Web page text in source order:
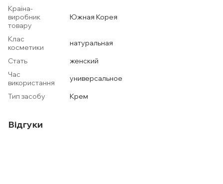
Країна-
виробник
товару
Южная Корея
Клас
косметики
натуральная
Стать
женский
Час
використання
универсальное
Тип засобу
Крем
Відгуки